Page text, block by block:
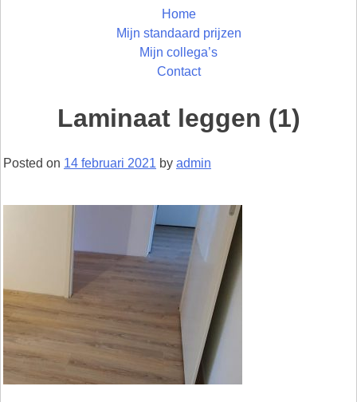
Home
Mijn standaard prijzen
Mijn collega’s
Contact
Laminaat leggen (1)
Posted on 14 februari 2021 by admin